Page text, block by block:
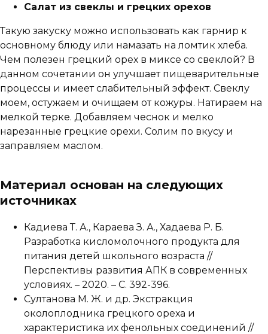
Салат из свеклы и грецких орехов
Такую закуску можно использовать как гарнир к
основному блюду или намазать на ломтик хлеба.
Чем полезен грецкий орех в миксе со свеклой? В
данном сочетании он улучшает пищеварительные
процессы и имеет слабительный эффект. Свеклу
моем, остужаем и очищаем от кожуры. Натираем на
мелкой терке. Добавляем чеснок и мелко
нарезанные грецкие орехи. Солим по вкусу и
заправляем маслом.
Материал основан на следующих
источниках
Кадиева Т. А., Караева З. А., Хадаева Р. Б.
Разработка кисломолочного продукта для
питания детей школьного возраста //
Перспективы развития АПК в современных
условиях. – 2020. – С. 392-396.
Султанова М. Ж. и др. Экстракция
околоплодника грецкого ореха и
характеристика их фенольных соединений //